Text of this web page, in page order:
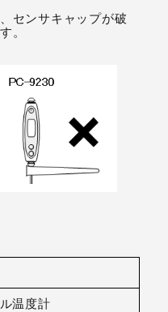
ンサキャップが破
。
温度計